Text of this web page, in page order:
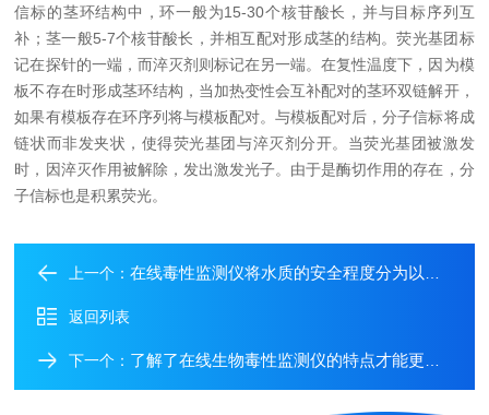
信标的茎环结构中，环一般为15-30个核苷酸长，并与目标序列互
补；茎一般5-7个核苷酸长，并相互配对形成茎的结构。荧光基团标
记在探针的一端，而淬灭剂则标记在另一端。在复性温度下，因为模
板不存在时形成茎环结构，当加热变性会互补配对的茎环双链解开，
如果有模板存在环序列将与模板配对。与模板配对后，分子信标将成
链状而非发夹状，使得荧光基团与淬灭剂分开。当荧光基团被激发
时，因淬灭作用被解除，发出激发光子。由于是酶切作用的存在，分
子信标也是积累荧光。
上一个：在线毒性监测仪将水质的安全程度分为以下三种
返回列表
下一个： 了解了在线生物毒性监测仪的特点才能更好的使用它